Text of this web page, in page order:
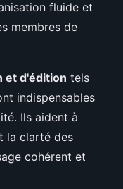
fluide et
membres de
et d'édition tels
indispensables
Ils aident à
la clarté des
cohérent et